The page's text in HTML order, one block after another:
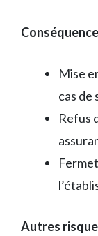
Mise
cas de
Refus
Autres